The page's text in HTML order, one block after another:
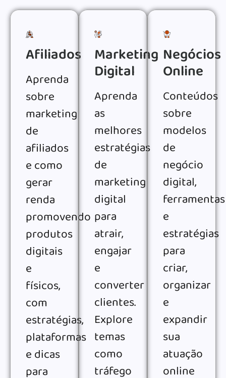
Afiliados
Aprenda
sobre
marketing
de
afiliados
e como
gerar
renda
promovendo
produtos
digitais
e
físicos,
com
estratégias,
plataformas
e dicas
para
Marketing
Digital
Aprenda
as
melhores
estratégias
de
marketing
digital
para
atrair,
engajar
e
converter
clientes.
Explore
temas
como
tráfego
Negócios
Online
Conteúdos
sobre
modelos
de
negócio
digital,
ferramentas
e
estratégias
para
criar,
organizar
e
expandir
sua
atuação
online